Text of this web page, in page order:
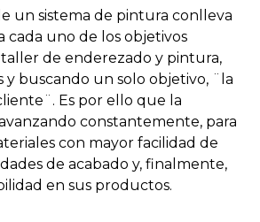
un sistema de pintura conlleva
uno de los objetivos
de enderezado y pintura,
y buscando un solo objetivo, ¨la
Es por ello que la
constantemente, para
con mayor facilidad de
de acabado y, finalmente,
en sus productos.